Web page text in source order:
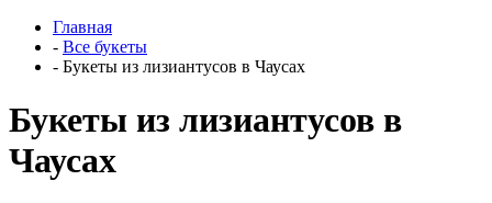
Главная
- Все букеты
- Букеты из лизиантусов в Чаусах
Букеты из лизиантусов в
Чаусах